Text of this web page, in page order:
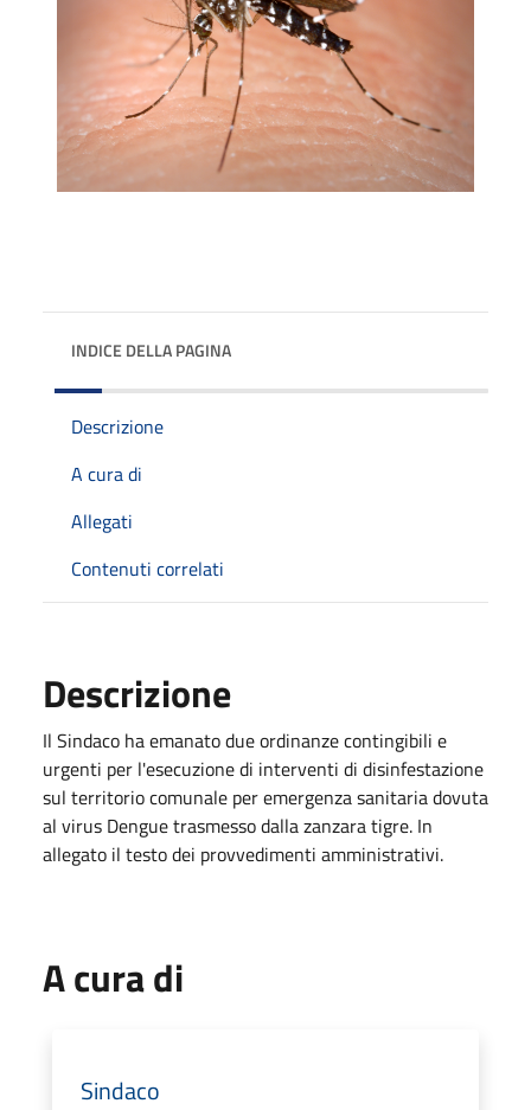
INDICE DELLA PAGINA
Descrizione
A cura di
Allegati
Contenuti correlati
Descrizione
Il Sindaco ha emanato due ordinanze contingibili e
urgenti per l'esecuzione di interventi di disinfestazione
sul territorio comunale per emergenza sanitaria dovuta
al virus Dengue trasmesso dalla zanzara tigre. In
allegato il testo dei provvedimenti amministrativi.
A cura di
Sindaco